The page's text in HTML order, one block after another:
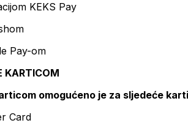
KEKS Pay
Pay-om
KARTICOM
omogućeno je za sljedeće
Card